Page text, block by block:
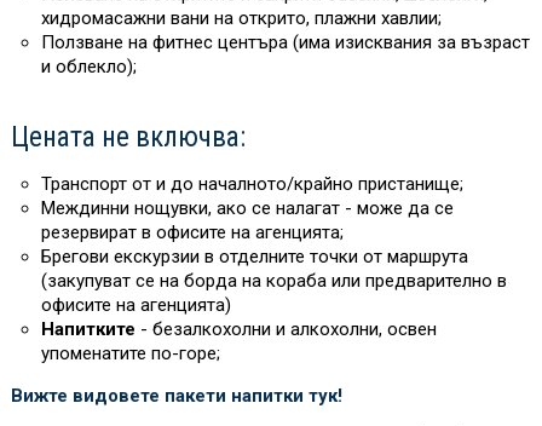
хидромасажни вани на открито, плажни хавлии;
Ползване на фитнес центъра (има изисквания за възраст
и облекло);
Цената не включва:
Транспорт от и до началното/крайно пристанище;
Междинни нощувки, ако се налагат - може да се
резервират в офисите на агенцията;
Брегови екскурзии в отделните точки от маршрута
(закупуват се на борда на кораба или предварително в
офисите на агенцията)
Напитките - безалкохолни и алкохолни, освен
упоменатите по-горе;
Вижте видовете пакети напитки тук!